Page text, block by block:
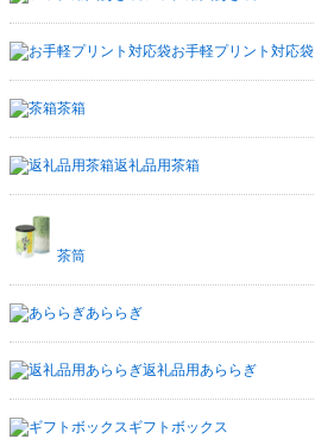
お手軽プリント対応袋
茶箱
返礼品用茶箱
茶筒
あららぎ
返礼品用あららぎ
ギフトボックス